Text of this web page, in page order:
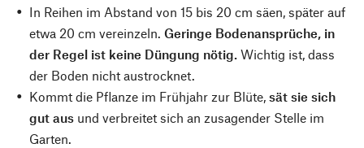
In Reihen im Abstand von 15 bis 20 cm säen, später auf
etwa 20 cm vereinzeln. Geringe Bodenansprüche, in
der Regel ist keine Düngung nötig. Wichtig ist, dass
der Boden nicht austrocknet.
Kommt die Pflanze im Frühjahr zur Blüte, sät sie sich
gut aus und verbreitet sich an zusagender Stelle im
Garten.